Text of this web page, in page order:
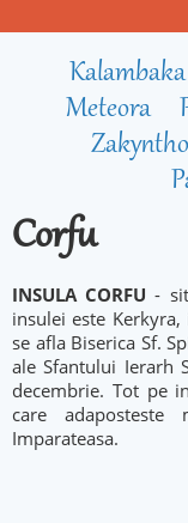
Kalambaka
Meteora
Corfu
INSULA CORFU-
insulei este
se afla Biserica Sf.
ale Sfantului Ierarh
decembrie. Tot pe
care adaposteste
Imparateasa.